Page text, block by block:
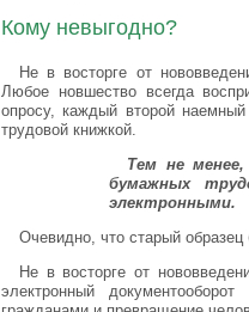
Кому невыгодно?
Не в восторге от
Любое новшество всегда
опросу, каждый второй наемный
трудовой книжкой.
Тем не
бумажных
электронными.
Очевидно, что старый
Не в восторге от
электронный